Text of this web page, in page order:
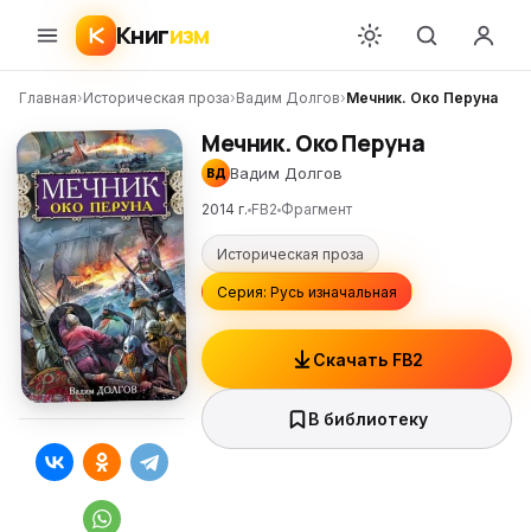
Книгизм
Главная›Историческая проза›Вадим Долгов›Мечник. Око Перуна
Мечник. Око Перуна
ВД Вадим Долгов
2014 г. FB2 Фрагмент
Историческая проза
Серия: Русь изначальная
Скачать FB2
В библиотеку